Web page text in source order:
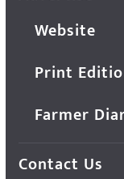
Website
Print
Farmer
Contact Us